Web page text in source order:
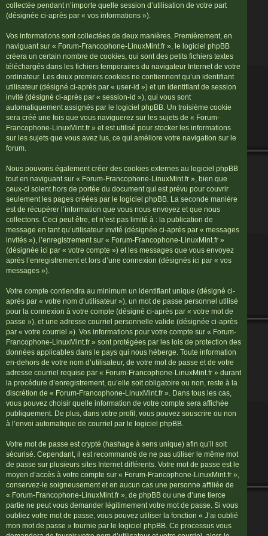
collectée pendant n’importe quelle session d’utilisation de votre part
(désignée ci-après par « vos informations »).
Vos informations sont collectées de deux manières. Premièrement, en
naviguant sur « Forum-Francophone-LinuxMint.fr », le logiciel phpBB
créera un certain nombre de cookies, qui sont des petits fichiers textes
téléchargés dans les fichiers temporaires du navigateur Internet de votre
ordinateur. Les deux premiers cookies ne contiennent qu’un identifiant
utilisateur (désigné ci-après par « user-id ») et un identifiant de session
invité (désigné ci-après par « session-id »), qui vous sont
automatiquement assignés par le logiciel phpBB. Un troisième cookie
sera créé une fois que vous naviguerez sur les sujets de « Forum-
Francophone-LinuxMint.fr » et est utilisé pour stocker les informations
sur les sujets que vous avez lus, ce qui améliore votre navigation sur le
forum.
Nous pouvons également créer des cookies externes au logiciel phpBB
tout en naviguant sur « Forum-Francophone-LinuxMint.fr », bien que
ceux-ci soient hors de portée du document qui est prévu pour couvrir
seulement les pages créées par le logiciel phpBB. La seconde manière
est de récupérer l’information que vous nous envoyez et que nous
collectons. Ceci peut être, et n’est pas limité à : la publication de
message en tant qu’utilisateur invité (désignée ci-après par « messages
invités »), l’enregistrement sur « Forum-Francophone-LinuxMint.fr »
(désignée ici par « votre compte ») et les messages que vous envoyez
après l’enregistrement et lors d’une connexion (désignés ici par « vos
messages »).
Votre compte contiendra au minimum un identifiant unique (désigné ci-
après par « votre nom d’utilisateur »), un mot de passe personnel utilisé
pour la connexion à votre compte (désigné ci-après par « votre mot de
passe »), et une adresse courriel personnelle valide (désignée ci-après
par « votre courriel »). Vos informations pour votre compte sur « Forum-
Francophone-LinuxMint.fr » sont protégées par les lois de protection des
données applicables dans le pays qui nous héberge. Toute information
en-dehors de votre nom d’utilisateur, de votre mot de passe et de votre
adresse courriel requise par « Forum-Francophone-LinuxMint.fr » durant
la procédure d’enregistrement, qu’elle soit obligatoire ou non, reste à la
discrétion de « Forum-Francophone-LinuxMint.fr ». Dans tous les cas,
vous pouvez choisir quelle information de votre compte sera affichée
publiquement. De plus, dans votre profil, vous pouvez souscrire ou non
à l’envoi automatique de courriel par le logiciel phpBB.
Votre mot de passe est crypté (hashage à sens unique) afin qu’il soit
sécurisé. Cependant, il est recommandé de ne pas utiliser le même mot
de passe sur plusieurs sites Internet différents. Votre mot de passe est le
moyen d’accès à votre compte sur « Forum-Francophone-LinuxMint.fr »,
conservez-le soigneusement et en aucun cas une personne affiliée de
« Forum-Francophone-LinuxMint.fr », de phpBB ou une d’une tierce
partie ne peut vous demander légitimement votre mot de passe. Si vous
oubliez votre mot de passe, vous pouvez utiliser la fonction « J’ai oublié
mon mot de passe » fournie par le logiciel phpBB. Ce processus vous